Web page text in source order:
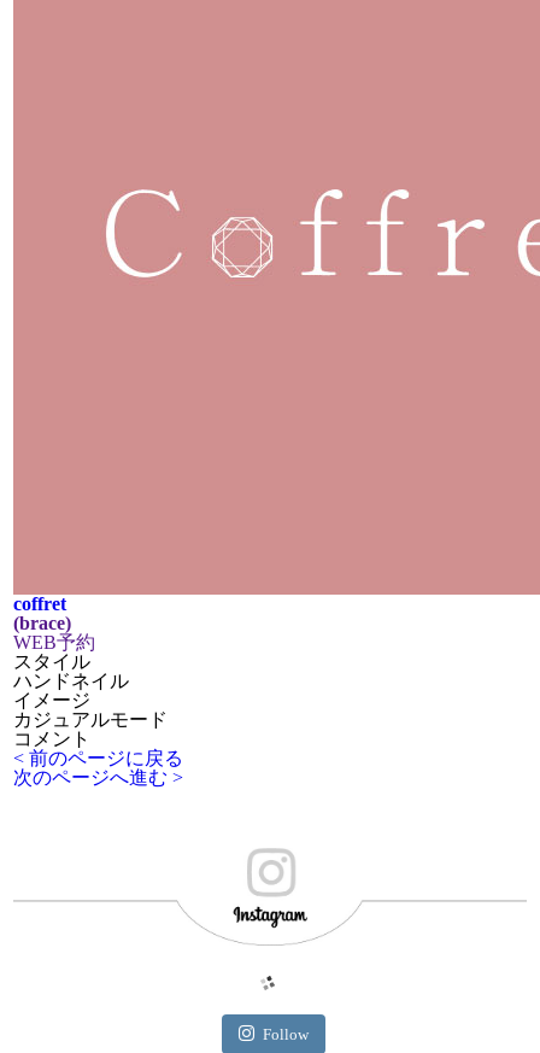
coffret
(brace)
WEB予約
スタイル
ハンドネイル
イメージ
カジュアルモード
コメント
< 前のページに戻る
次のページへ進む >︎
Follow